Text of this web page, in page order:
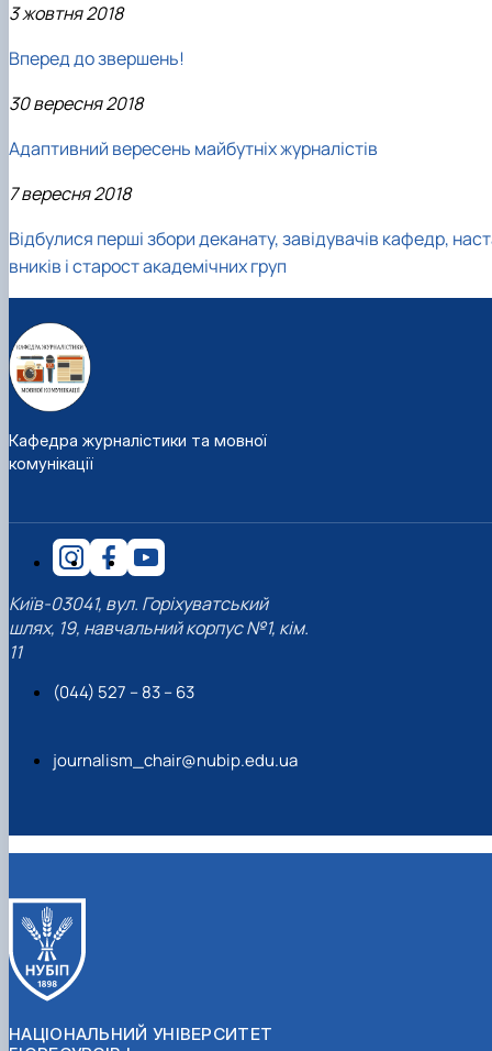
3 жовтня 2018
Вперед до звершень!
30 вересня 2018
Адаптивний вересень майбутніх журналістів
7 вересня 2018
Відбулися перші збори деканату, завідувачів кафедр,
вників і старост академічних груп
Кафедра журналістики та мовної
комунікації
Київ-03041, вул. Горіхуватський
шлях, 19, навчальний корпус №1, кім.
11
(044) 527 – 83 – 63
journalism_chair@nubip.edu.ua
НАЦІОНАЛЬНИЙ УНІВЕРСИТЕТ